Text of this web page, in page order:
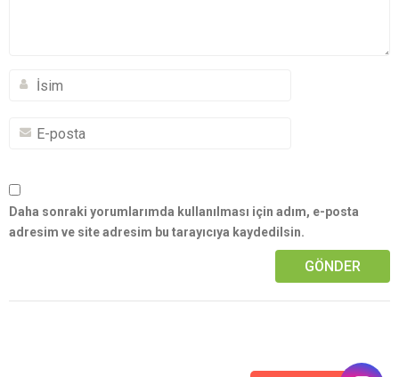
Daha sonraki yorumlarımda kullanılması için adım, e-posta
adresim ve site adresim bu tarayıcıya kaydedilsin.